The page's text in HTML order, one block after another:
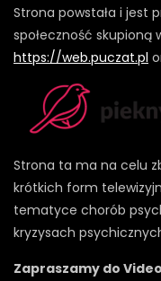
Strona powstała i jest
społeczność skupioną
https://web.puczat.pl
Strona ta ma na celu
krótkich form
tematyce chorób
kryzysach
Zapraszamy do